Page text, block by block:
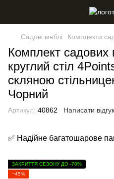
Садові меблі Комплекти
Комплект садових
круглий стіл
скляною
Чорний
Артикул: 40862 Написати відгук
✅ Надійне багатошарове
ЗАКРИТТЯ СЕЗОНУ ДО -70%
−45%